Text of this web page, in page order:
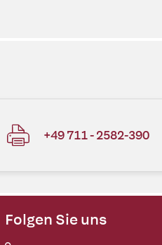
+49 711 - 2582-390
Folgen Sie uns